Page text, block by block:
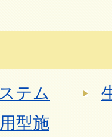
テム
型施